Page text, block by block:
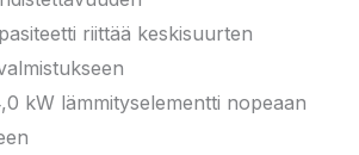
riittää keskisuurten
kW lämmityselementti nopeaan